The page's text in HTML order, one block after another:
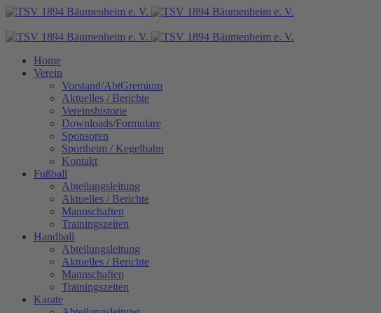
Home
Verein
Vorstand/AbtGremium
Aktuelles / Berichte
Vereinshistorie
Downloads/Formulare
Sponsoren
Sportheim / Kegelbahn
Kontakt
Fußball
Abteilungsleitung
Aktuelles / Berichte
Mannschaften
Trainingszeiten
Handball
Abteilungsleitung
Aktuelles / Berichte
Mannschaften
Trainingszeiten
Karate